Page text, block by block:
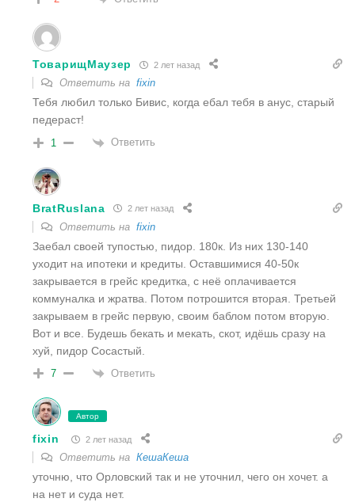
ТоварищМаузер 2 лет назад
Ответить на fixin
Тебя любил только Бивис, когда ебал тебя в анус, старый
педераст!
1 Ответить
BratRuslana 2 лет назад
Ответить на fixin
Заебал своей тупостью, пидор. 180к. Из них 130-140
уходит на ипотеки и кредиты. Оставшимися 40-50к
закрывается в грейс кредитка, с неё оплачивается
коммуналка и жратва. Потом потрошится вторая. Третьей
закрываем в грейс первую, своим баблом потом вторую.
Вот и все. Будешь бекать и мекать, скот, идёшь сразу на
хуй, пидор Сосастый.
7 Ответить
Автор
fixin 2 лет назад
Ответить на КешаКеша
уточню, что Орловский так и не уточнил, чего он хочет. а
на нет и суда нет.